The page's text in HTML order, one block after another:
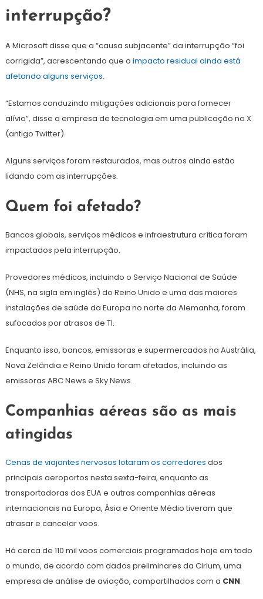
interrupção?
A Microsoft disse que a “causa subjacente” da interrupção “foi
corrigida”, acrescentando que o impacto residual ainda está
afetando alguns serviços.
“Estamos conduzindo mitigações adicionais para fornecer
alívio”, disse a empresa de tecnologia em uma publicação no X
(antigo Twitter).
Alguns serviços foram restaurados, mas outros ainda estão
lidando com as interrupções.
Quem foi afetado?
Bancos globais, serviços médicos e infraestrutura crítica foram
impactados pela interrupção.
Provedores médicos, incluindo o Serviço Nacional de Saúde
(NHS, na sigla em inglês) do Reino Unido e uma das maiores
instalações de saúde da Europa no norte da Alemanha, foram
sufocados por atrasos de TI.
Enquanto isso, bancos, emissoras e supermercados na Austrália,
Nova Zelândia e Reino Unido foram afetados, incluindo as
emissoras ABC News e Sky News.
Companhias aéreas são as mais
atingidas
Cenas de viajantes nervosos lotaram os corredores dos
principais aeroportos nesta sexta-feira, enquanto as
transportadoras dos EUA e outras companhias aéreas
internacionais na Europa, Ásia e Oriente Médio tiveram que
atrasar e cancelar voos.
Há cerca de 110 mil voos comerciais programados hoje em todo
o mundo, de acordo com dados preliminares da Cirium, uma
empresa de análise de aviação, compartilhados com a CNN.